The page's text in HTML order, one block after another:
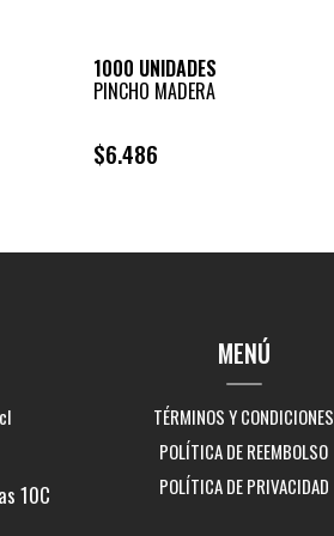
1000 UNIDADES
PINCHO MADERA
$6.486
10C
MENÚ
TÉRMINOS Y CONDICIONES
POLÍTICA DE REEMBOLSO
POLÍTICA DE PRIVACIDAD